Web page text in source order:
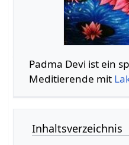
Padma Devi ist ein
Meditierende mit
Inhaltsverzeichnis